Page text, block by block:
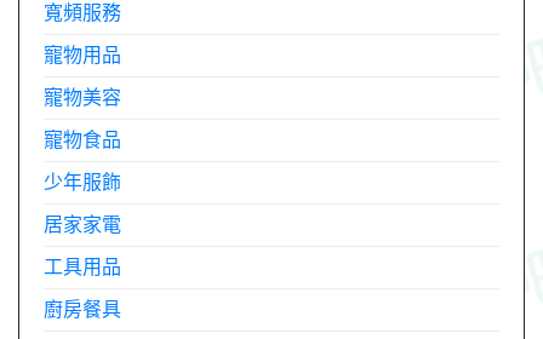
寬頻服務
寵物用品
寵物美容
寵物食品
少年服飾
居家家電
工具用品
廚房餐具